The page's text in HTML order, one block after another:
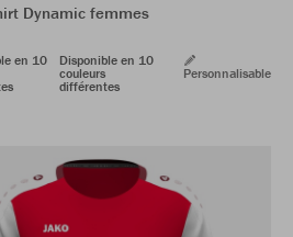
Dynamic femmes
en 10
Disponible en 10
couleurs
différentes
Personnalisable